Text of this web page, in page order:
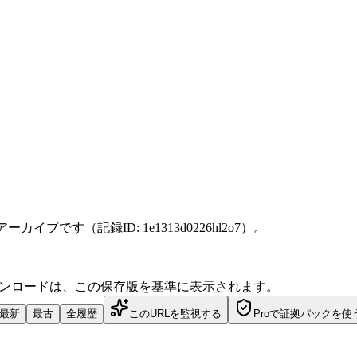
カイブです（記録ID: 1e1313d0226hl2o7）。
ロードは、この保存版を基準に表示されます。
最新 最古 全履歴 このURLを監視する Proで証拠パックを使